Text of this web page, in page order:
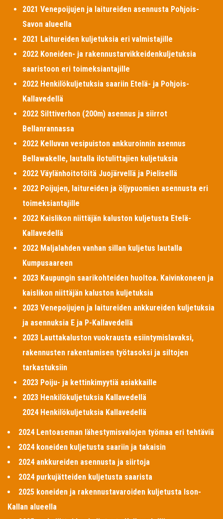
2021 Venepoijujen ja laitureiden asennusta Pohjois-
Savon alueella
2021 Laitureiden kuljetuksia eri valmistajille
2022 Koneiden- ja rakennustarvikkeidenkuljetuksia
saaristoon eri toimeksiantajille
2022 Henkilökuljetuksia saariin Etelä- ja Pohjois-
Kallavedellä
2022 Silttiverhon (200m) asennus ja siirrot
Bellanrannassa
2022 Kelluvan vesipuiston ankkuroinnin asennus
Bellawakelle, lautalla ilotulittajien kuljetuksia
2022 Väylänhoitotöitä Juojärvellä ja Pielisellä
2022 Poijujen, laitureiden ja öljypuomien asennusta eri
toimeksiantajille
2022 Kaislikon niittäjän kaluston kuljetusta Etelä-
Kallavedellä
2022 Maljalahden vanhan sillan kuljetus lautalla
Kumpusaareen
2023 Kaupungin saarikohteiden huoltoa. Kaivinkoneen ja
kaislikon niittäjän kaluston kuljetuksia
2023 Venepoijujen ja laitureiden ankkureiden kuljetuksia
ja asennuksia E ja P-Kallavedellä
2023 Lauttakaluston vuokrausta esiintymislavaksi,
rakennusten rakentamisen työtasoksi ja siltojen
tarkastuksiin
2023 Poiju- ja kettinkimyytiä asiakkaille
2023 Henkilökuljetuksia Kallavedellä
2024 Henkilökuljetuksia Kallavedellä
2024 Lentoaseman lähestymisvalojen työmaa eri tehtäviä
2024 koneiden kuljetusta saariin ja takaisin
2024 ankkureiden asennusta ja siirtoja
2024 purkujätteiden kuljetusta saarista
2025 koneiden ja rakennustavaroiden kuljetusta Ison-
Kallan alueella